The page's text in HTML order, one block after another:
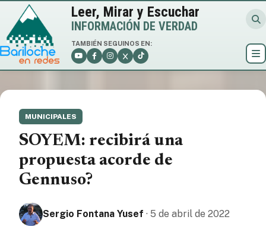
Leer, Mirar y Escuchar
INFORMACIÓN DE VERDAD
TAMBIÉN SEGUINOS EN:
MUNICIPALES
SOYEM: recibirá una
propuesta acorde de
Gennuso?
Sergio Fontana Yusef · 5 de abril de 2022